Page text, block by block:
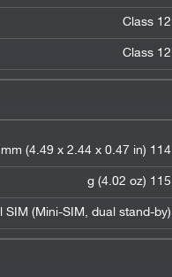
Class 12
Class 12
114 x 62 x 12 mm (4.49 x 2.44 x 0.47 in)
115 g (4.02 oz)
SIM (Mini-SIM, dual stand-by)